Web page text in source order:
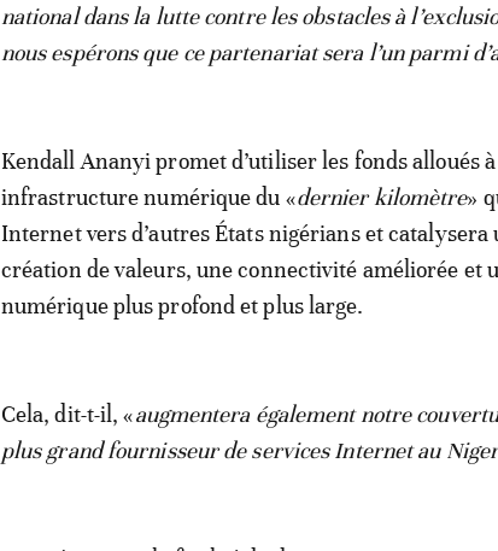
national dans la lutte contre les obstacles à
nous espérons que ce partenariat sera l’un parmi
Kendall Ananyi promet d’utiliser les fonds alloués
infrastructure numérique du «dernier kilomètre»
Internet vers d’autres États nigérians et
création de valeurs, une connectivité améliorée et
numérique plus profond et plus large.
Cela, dit-t-il, «augmentera également notre
plus grand fournisseur de services Internet au